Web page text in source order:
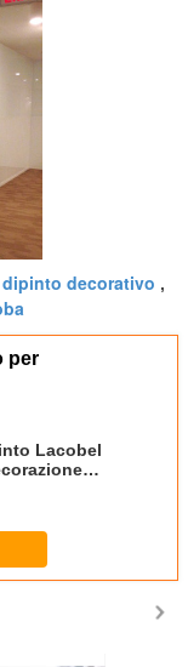
dipinto decorativo ,
per
Lacobel